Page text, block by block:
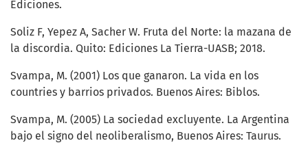
Ediciones.
Soliz F, Yepez A, Sacher W. Fruta del Norte: la mazana de
la discordia. Quito: Ediciones La Tierra-UASB; 2018.
Svampa, M. (2001) Los que ganaron. La vida en los
countries y barrios privados. Buenos Aires: Biblos.
Svampa, M. (2005) La sociedad excluyente. La Argentina
bajo el signo del neoliberalismo, Buenos Aires: Taurus.